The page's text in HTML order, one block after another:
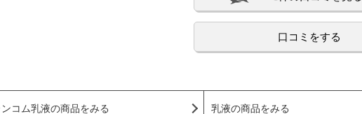
口コミをする
ンコム乳液の商品をみる 乳液の商品をみる